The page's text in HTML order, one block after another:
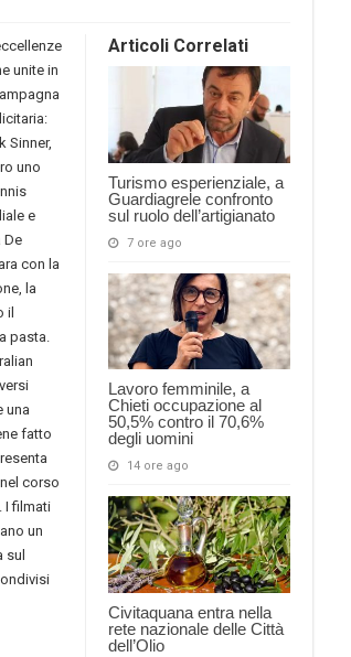
Articoli Correlati
Turismo esperienziale, a
Guardiagrele confronto
sul ruolo dell’artigianato
7 ore ago
Lavoro femminile, a
Chieti occupazione al
50,5% contro il 70,6%
degli uomini
14 ore ago
Civitaquana entra nella
rete nazionale delle Città
dell’Olio
unite in
Sinner,
uno
e
De
con la
la
il
pasta.
una
fatto
corso
I filmati
un
sul